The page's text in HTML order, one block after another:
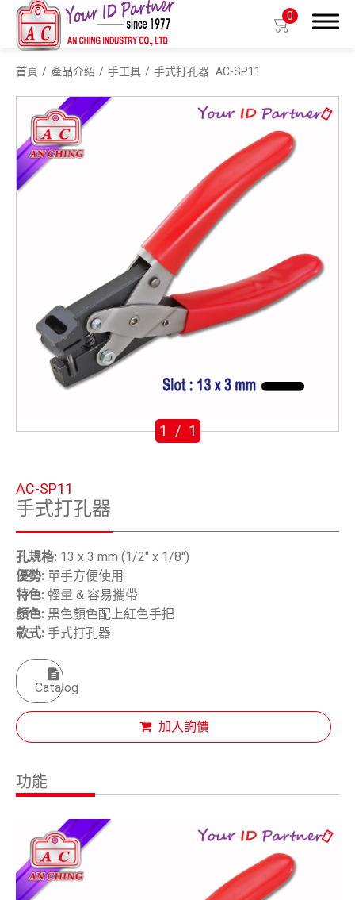
0
首頁 產品介紹 手工具 手式打孔器 AC-SP11
1 / 1
AC-SP11
手式打孔器
孔規格: 13 x 3 mm (1/2" x 1/8")
優勢: 單手方便使用
特色: 輕量 & 容易攜帶
顏色: 黑色顏色配上紅色手把
款式: 手式打孔器
Catalog
加入詢價
功能
產品介紹
拉環
織帶
五金鈎
關於安慶
電子型錄
聯絡我們
English